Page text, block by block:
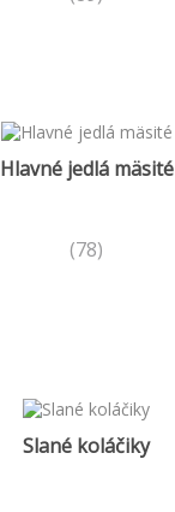
Hlavné jedlá mäsité
(78)
Slané koláčiky